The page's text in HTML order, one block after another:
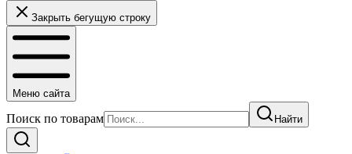
Закрыть бегущую строку
Меню сайта
Поиск по товарам Найти